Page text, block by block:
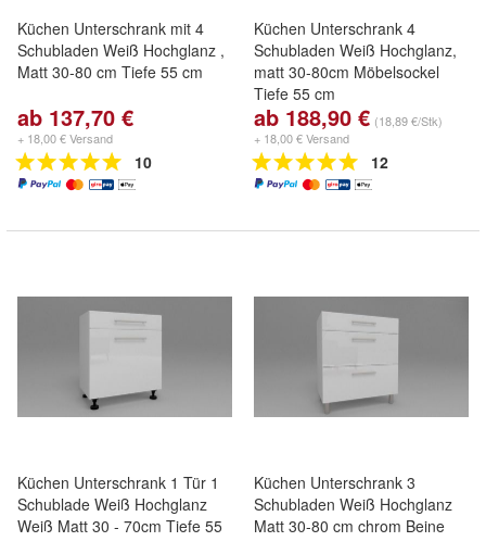
Küchen Unterschrank mit 4
Schubladen Weiß Hochglanz ,
Matt 30-80 cm Tiefe 55 cm
ab 137,70 €
+ 18,00 € Versand
10
Küchen Unterschrank 4
Schubladen Weiß Hochglanz,
matt 30-80cm Möbelsockel
Tiefe 55 cm
ab 188,90 € (18,89 €/Stk)
+ 18,00 € Versand
12
Küchen Unterschrank 1 Tür 1
Schublade Weiß Hochglanz
Weiß Matt 30 - 70cm Tiefe 55
Küchen Unterschrank 3
Schubladen Weiß Hochglanz
Matt 30-80 cm chrom Beine